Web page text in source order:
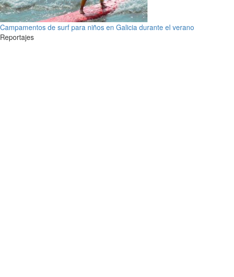
Campamentos de surf para niños en Galicia durante el verano
Reportajes